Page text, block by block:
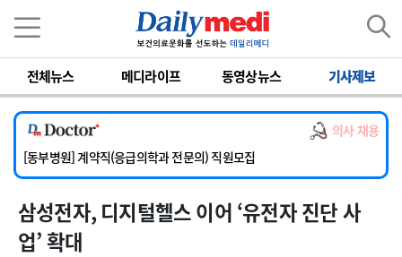
전체뉴스 메디라이프 동영상뉴스 기사제보
의사 채용
[서울아산병원] 2026년 하반기 인턴 모집
[영남대학교의료원] 마취통증의학과 임기제 임상의사 채용
[충남대학교병원] 소아청소년과(소아응급전담) 계약직 의사 공개채용
[동부병원] 계약직(응급의학과 전문의) 직원모집
[이대목동병원] 하반기 전공의(레지던트1년차) 모집
[서울아산병원] 2026년 하반기 인턴 모집
[영남대학교의료원] 마취통증의학과 임기제 임상의사 채용
삼성전자, 디지털헬스 이어 ‘유전자 진단 사
업’ 확대